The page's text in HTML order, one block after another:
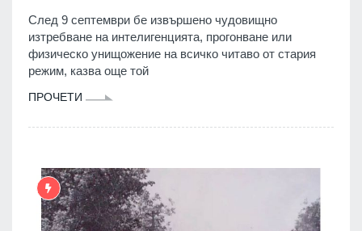
След 9 септември бе извършено чудовищно
изтребване на интелигенцията, прогонване или
физическо унищожение на всичко читаво от стария
режим, казва още той
ПРОЧЕТИ